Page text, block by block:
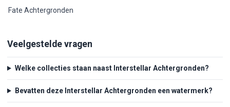
Fate Achtergronden
Veelgestelde vragen
Welke collecties staan naast Interstellar Achtergronden?
Bevatten deze Interstellar Achtergronden een watermerk?